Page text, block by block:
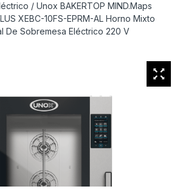
/ Unox BAKERTOP MIND.Maps
XEBC-10FS-EPRM-AL Horno Mixto
De Sobremesa Eléctrico 220 V